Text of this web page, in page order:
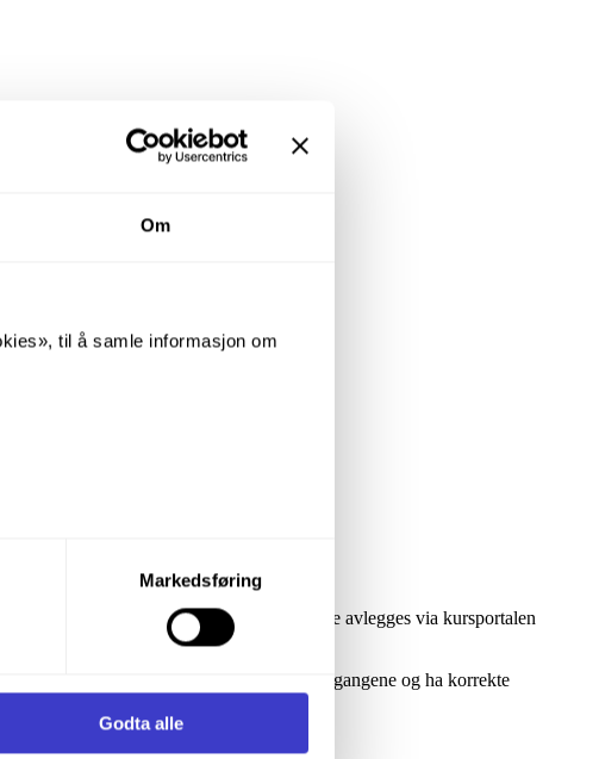
Om
til å samle informasjon om
formålet du vil samtykke til ved å
vi samler inn og behandler
Markedsføring
Godta alle
med varighet på to uker.
NORs egentransport - instruks. Prøvene avlegges via kursportalen
Bruker er ansvarlig for å kontrollere tilgangene og ha korrekte